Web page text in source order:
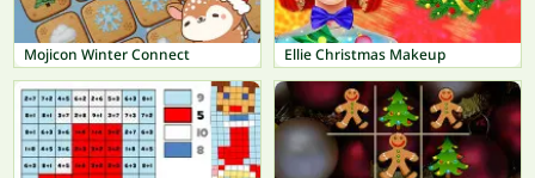
Mojicon Winter Connect Ellie Christmas Makeup